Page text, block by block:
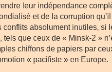
leur indépendance
et de la corruption
conflits absolument inutiles, si
tels que ceux de « Minsk-2 »
chiffons de papiers par
« pacifiste » en Europe.